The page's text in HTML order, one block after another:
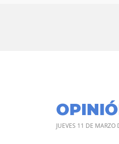
JUEVES 11 DE MARZO